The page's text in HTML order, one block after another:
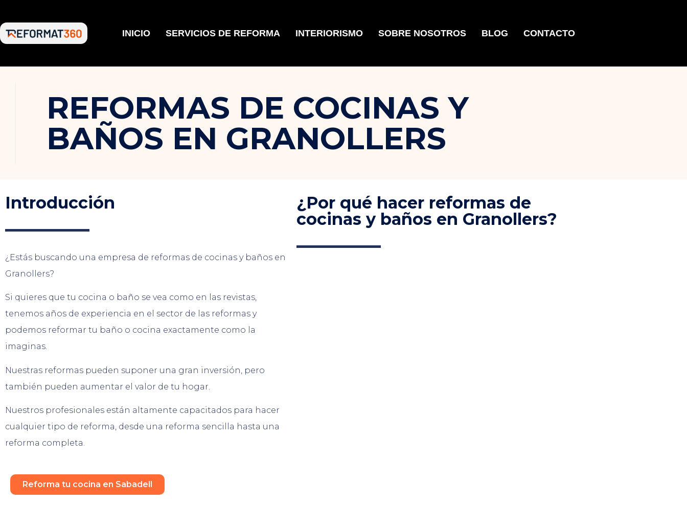
INICIO SERVICIOS DE REFORMA INTERIORISMO SOBRE NOSOTROS BLOG CONTACTO
REFORMAS DE COCINAS Y
BAÑOS EN GRANOLLERS
Introducción
¿Estás buscando una empresa de reformas de cocinas y baños en
Granollers?
Si quieres que tu cocina o baño se vea como en las revistas,
tenemos a ños de experiencia en el sector de las reformas y
podemos reformar tu baño o cocina exactamente como la
imag inas.
Nuestras reformas pueden suponer una gran inversión, pero
también pueden aumentar el valor de tu hogar.
Nuestros profesionales están altamente capacitados para hacer
cualquier tipo de reforma, desde una reforma sencilla hasta una
reforma completa.
Reforma tu cocina en Sabadell
¿Por qué hacer reformas de
cocinas y baños en Granollers?